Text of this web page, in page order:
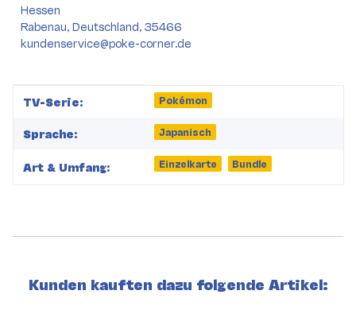
Hessen
Rabenau, Deutschland, 35466
kundenservice@poke-corner.de
Produkteigenschaft
Wert
TV-Serie: Pokémon
Sprache: Japanisch
Art & Umfang: Einzelkarte Bundle
Kunden kauften dazu folgende Artikel: